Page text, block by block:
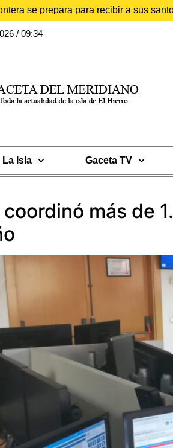
se prepara para recibir a sus
/ 09:34
La Isla Gaceta TV
coordinó más de